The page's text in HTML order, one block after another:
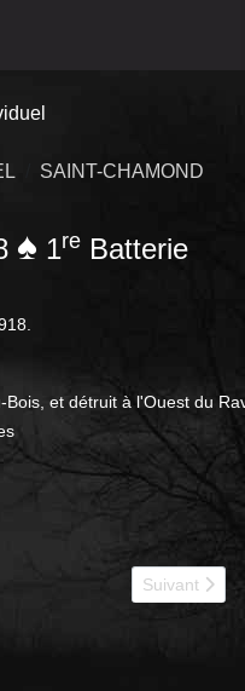
SAINT-CHAMOND
♠ 1re Batterie
et détruit à l'Ouest du
Article
Suivant